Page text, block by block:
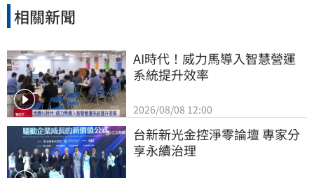
相關新聞
AI時代！威力馬導入智慧營運
系統提升效率
2026/08/08 12:00
台新新光金控淨零論壇 專家分
享永續治理